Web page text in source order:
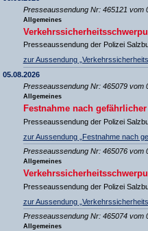
Presseaussendung Nr: 465121 vom
Allgemeines
Presseaussendung der Polizei
zur Aussendung
05.08.2026
Presseaussendung Nr: 465079 vom
Allgemeines
Festnahme nach
Presseaussendung der Polizei
zur Aussendung „Festnahme nach
Presseaussendung Nr: 465076 vom
Allgemeines
Presseaussendung der Polizei
zur Aussendung
Presseaussendung Nr: 465074 vom
Allgemeines